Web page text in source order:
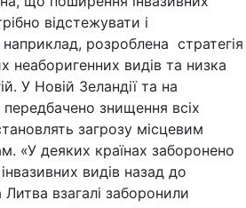
відстежувати і
розроблена стратегія
неаборигенних видів та низка
У Новій Зеландії та на
знищення всіх
загрозу місцевим
«У деяких країнах заборонено
видів назад до
взагалі заборонили